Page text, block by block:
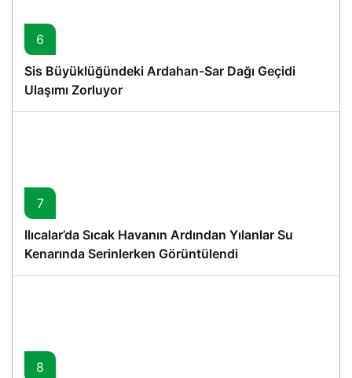
6
Sis Büyüklüğündeki Ardahan-Sar Dağı Geçidi
Ulaşımı Zorluyor
7
Ilıcalar’da Sıcak Havanın Ardından Yılanlar Su
Kenarında Serinlerken Görüntülendi
8